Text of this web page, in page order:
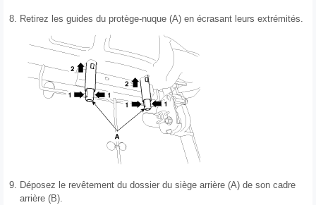
8. Retirez les guides du protège-nuque (A) en écrasant leurs extrémités.
9. Déposez le revêtement du dossier du siège arrière (A) de son cadre
arrière (B).